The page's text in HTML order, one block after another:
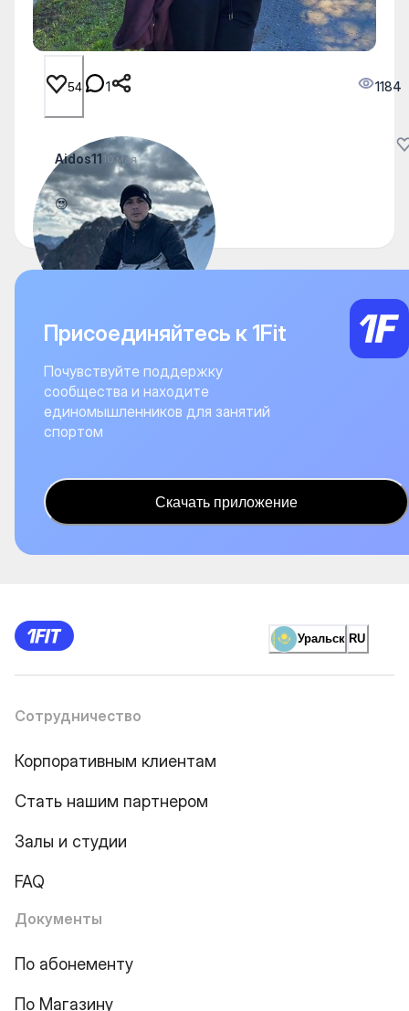
54 1 1184
Aidos1110 мая
😍
Присоединяйтесь к 1Fit
Почувствуйте поддержку
сообщества и находите
единомышленников для занятий
спортом
Скачать приложение
Уральск RU
Сотрудничество
Корпоративным клиентам
Стать нашим партнером
Залы и студии
FAQ
Документы
По абонементу
По Магазину